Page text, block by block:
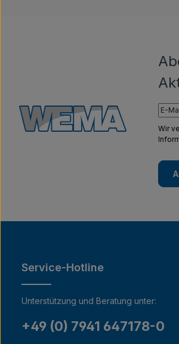
Wir
Service-Hotline
Unterstützung und Beratung unter:
+49 (0) 7941 647178-0